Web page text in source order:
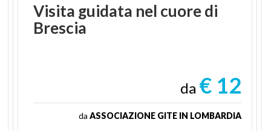
Visita guidata nel cuoredi
Brescia
da € 12
da ASSOCIAZIONE GITE IN LOMBARDIA